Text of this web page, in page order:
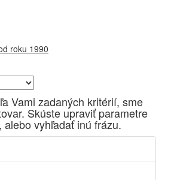
roku 1990
privátnou firmou na
a výberové vína. Ako prví sme
trh sólo spracované vína z tokajských
a Muškát žltý reduktívnou
spracúvame najmodernejšími
riadenej fermentácie.
Vami zadaných kritérií, sme
Skúste upraviť parametre
alebo vyhľadať inú frázu.